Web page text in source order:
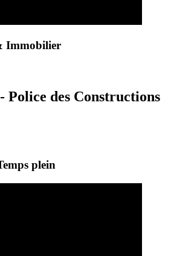
Immobilier
Police des Constructions
plein